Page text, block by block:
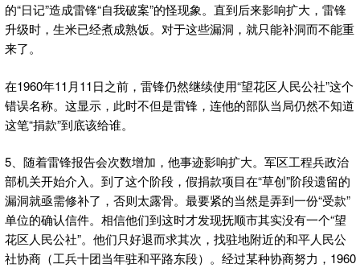
的“日记”造成雷锋“自我破案”的怪现象。直到后来影响扩大，雷锋
升级时，生米已经煮成熟饭。对于这些漏洞，就只能补洞而不能重
来了。
在1960年11月11日之前，雷锋仍然继续使用“望花区人民公社”这个
错误名称。这显示，此时不但是雷锋，连他的部队当局仍然不知道
这笔“捐款”到底该给谁。
5、随着雷锋报告会次数增加，他事迹影响扩大。军区工程兵政治
部机关开始介入。到了这个阶段，假捐款项目在“草创”阶段遗留的
漏洞就亟需修补了，否则太露骨。最要紧的当然是弄到一份“受款”
单位的确认信件。相信他们到这时才发现抚顺市其实没有一个“望
花区人民公社”。他们只好退而求其次，找驻地附近的和平人民公
社协商（工兵十团当年驻和平路东段）。经过某种协商努力，1960